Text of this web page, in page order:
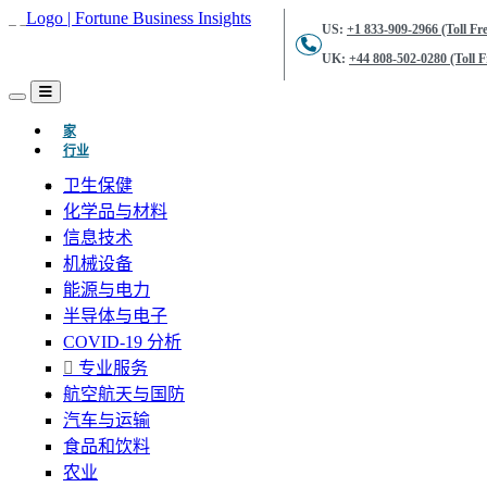
US: +1 833-909-2966 (Toll
UK: +44 808-502-0280 (Toll
家(当前的)
行业
卫生保健
化学品与材料
信息技术
机械设备
能源与电力
半导体与电子
COVID-19 分析
专业服务
航空航天与国防
汽车与运输
食品和饮料
农业